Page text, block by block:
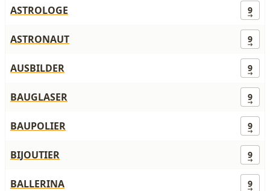
ASTROLOGE 9
ASTRONAUT 9
AUSBILDER 9
BAUGLASER 9
BAUPOLIER 9
BIJOUTIER 9
BALLERINA 9